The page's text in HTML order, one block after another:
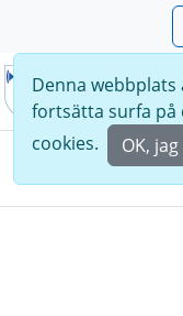
Denna webbplats
fortsätta surfa på
cookies.
OK,